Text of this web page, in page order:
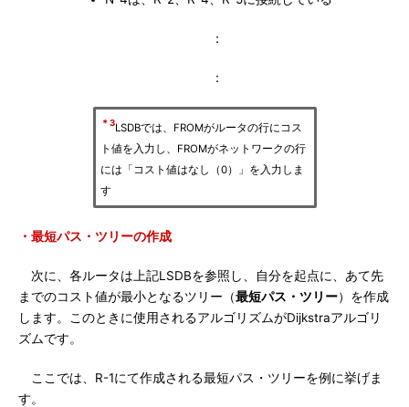
：
：
＊3LSDBでは、FROMがルータの行にコス
ト値を入力し、FROMがネットワークの行
には「コスト値はなし（0）」を入力しま
す
・最短パス・ツリーの作成
次に、各ルータは上記LSDBを参照し、自分を起点に、あて先
までのコスト値が最小となるツリー（最短パス・ツリー）を作成
します。このときに使用されるアルゴリズムがDijkstraアルゴリ
ズムです。
ここでは、R-1にて作成される最短パス・ツリーを例に挙げま
す。